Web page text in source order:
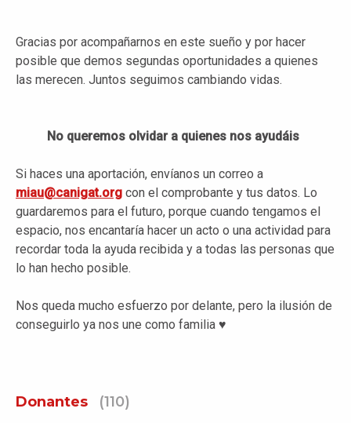
Gracias por acompañarnos en este sueño y por hacer
posible que demos segundas oportunidades a quienes
las merecen. Juntos seguimos cambiando vidas.
No queremos olvidar a quienes nos ayudáis
Si haces una aportación, envíanos un correo a
miau@canigat.org con el comprobante y tus datos. Lo
guardaremos para el futuro, porque cuando tengamos el
espacio, nos encantaría hacer un acto o una actividad para
recordar toda la ayuda recibida y a todas las personas que
lo han hecho posible.
Nos queda mucho esfuerzo por delante, pero la ilusión de
conseguirlo ya nos une como familia ♥
Donantes (110)